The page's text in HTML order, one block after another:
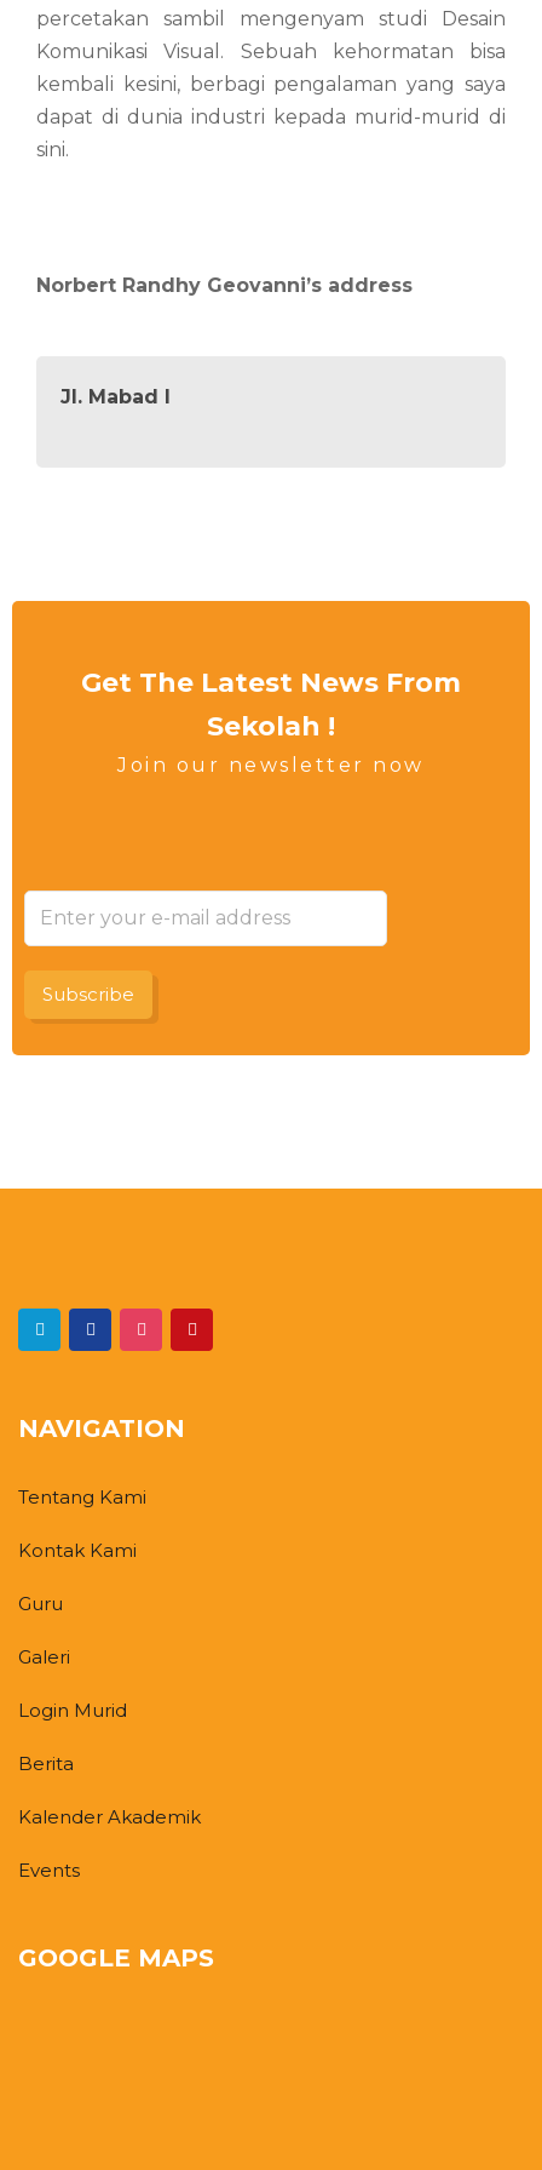
percetakan sambil mengenyam studi Desain
Komunikasi Visual. Sebuah kehormatan bisa
kembali kesini, berbagi pengalaman yang saya
dapat di dunia industri kepada murid-murid di
sini.
Norbert Randhy Geovanni’s address
Jl. Mabad I
Get The Latest News From
Sekolah !
Join our newsletter now
Subscribe
NAVIGATION
Tentang Kami
Kontak Kami
Guru
Galeri
Login Murid
Berita
Kalender Akademik
Events
GOOGLE MAPS